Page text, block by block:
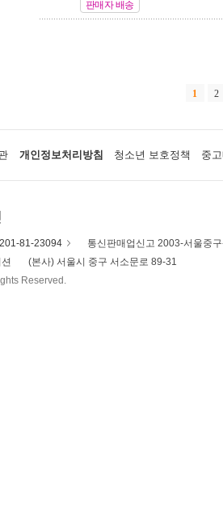
판매자 배송
1 2
개인정보처리방침 청소년 보호정책 중
81-23094
통신판매업신고 2003-서울중
(본사) 서울시 중구 서소문로 89-31
Reserved.